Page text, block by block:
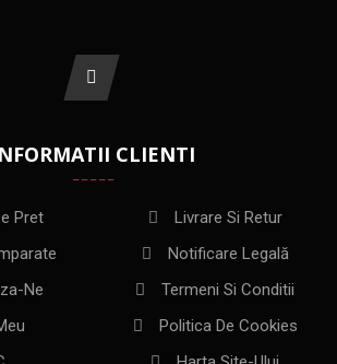
CLIENTI
Pret
Ne
Livrare Si Retur
Notificare Legală
Termeni Si Conditii
Politica De Cookies